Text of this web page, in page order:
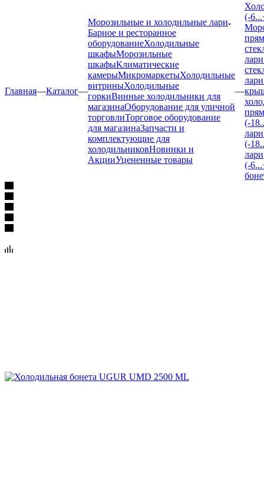
Главная—Каталог—
Морозильные и холодильные лари
Барное и ресторанное
оборудованиеХолодильные
шкафыМорозильные
шкафыКлиматические
камерыМикромаркетыХолодильные
витриныХолодильные
горкиВинные холодильники для
магазинаОборудование для уличной
торговлиТорговое оборудование
для магазинаЗапчасти и
комплектующие для
холодильниковНовинки и
АкцииУцененные товары
—
(-
(-
(-
лари
(-